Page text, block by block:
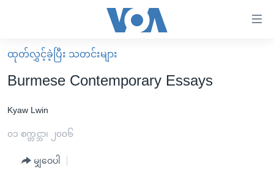
လွယ်ကူ
စေ
Link
များ
မူလစာမျက်နှာ
မြန်မာ
ကမ္ဘာ့သတင်းများ
နိုင်ငံတကာ
ဗွီဒီယို
ထုတ်လွှင့်ခဲ့ပြီး သတင်းများ
Burmese Contemporary Essays
Kyaw Lwin
၀၁ စက္တင္ဘာ၊ ၂၀၀၆
မျှဝေပါ